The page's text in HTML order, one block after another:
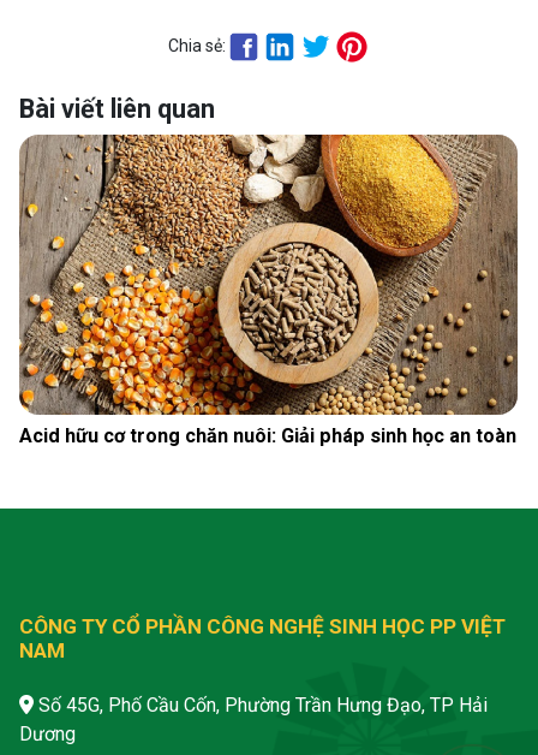
Chia sẻ:
Bài viết liên quan
Acid hữu cơ trong chăn nuôi: Giải pháp sinh học an toàn
CÔNG TY CỔ PHẦN CÔNG NGHỆ SINH HỌC PP VIỆT
NAM
Số 45G, Phố Cầu Cốn, Phường Trần Hưng Đạo, TP Hải
Dương